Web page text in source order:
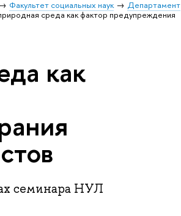
Факультет социальных наук
Департамент
среда как фактор предупреждения
как
семинара НУЛ